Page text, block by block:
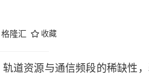
格隆汇 收藏
道资源与通信频段的稀缺性